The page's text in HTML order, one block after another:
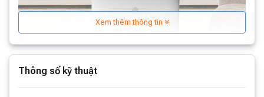
Xem thêm thông tin
Thông số kỹ thuật